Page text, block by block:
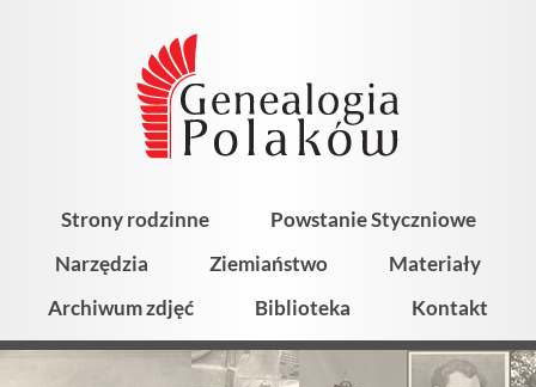
Strony rodzinne
Powstanie Styczniowe
Narzędzia
Ziemiaństwo
Materiały
Archiwum zdjęć
Biblioteka Kontakt